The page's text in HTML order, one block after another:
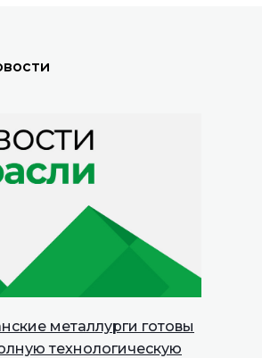
металлурги готовы
технологическую